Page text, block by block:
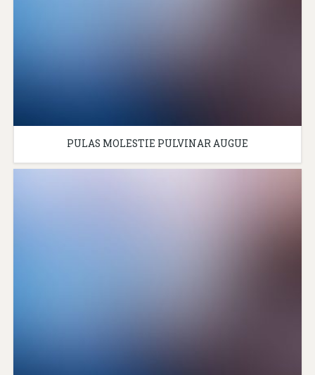
PULAS MOLESTIE PULVINAR AUGUE